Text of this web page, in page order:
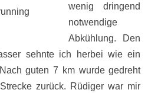
wenig dringend
notwendige
Abkühlung. Den
sehnte ich herbei wie ein
guten 7 km wurde gedreht
zurück. Rüdiger war mir